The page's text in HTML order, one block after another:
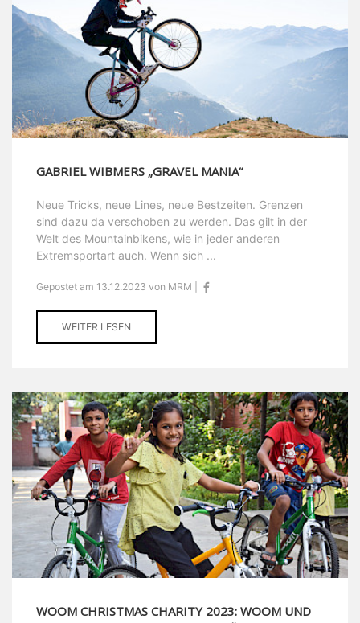
GABRIEL WIBMERS „GRAVEL MANIA“
Neue Tricks, neue Lines, neue Bestzeiten. Grenzen
sind dazu da verschoben zu werden. Das gilt in der
Welt des Mountainbikens, wie in jeder anderen
Extremsportart auch. Wenn sich ...
Gepostet am 13.12.2023 von MRM |
WEITER LESEN
WOOM CHRISTMAS CHARITY 2023: WOOM UND